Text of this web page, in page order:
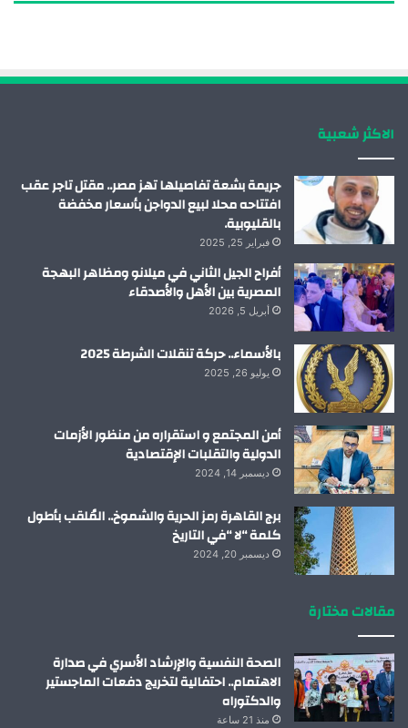
م
الاكثر شعبية
جريمة بشعة تفاصيلها تهز مصر.. مقتل تاجر عقب
افتتاحه محلا لبيع الدواجن بأسعار مخفضة
بالقليوبية.
فبراير 25, 2025
أفراح الجيل الثاني في ميلانو ومظاهر البهجة
المصرية بين الأهل والأصدقاء
أبريل 5, 2026
بالأسماء.. حركة تنقلات الشرطة 2025
يوليو 26, 2025
أمن المجتمع و استقراره من منظور الأزمات
الدولية والتقلبات الإقتصادية
ديسمبر 14, 2024
برج القاهرة رمز الحرية والشموخ.. المُلقب بأطول
كلمة “لا “في التاريخ
ديسمبر 20, 2024
مقالات مختارة
الصحة النفسية والإرشاد الأسري في صدارة
الاهتمام.. احتفالية لتخريج دفعات الماجستير
والدكتوراه
منذ 21 ساعة